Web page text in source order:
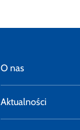
O nas
Aktualności